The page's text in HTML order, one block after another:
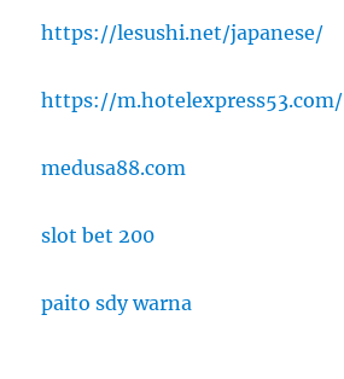
https://lesushi.net/japanese/
https://m.hotelexpress53.com/
medusa88.com
slot bet 200
paito sdy warna